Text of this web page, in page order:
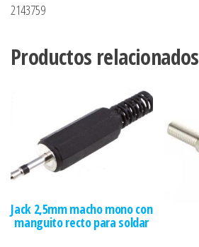
2143759
Productos relacionados
Jack 2,5mm macho mono con
manguito recto para soldar